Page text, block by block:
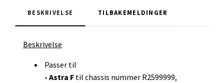
BESKRIVELSE TILBAKEMELDINGER
Beskrivelse
Passer til
- Astra F til chassis nummer R2599999,